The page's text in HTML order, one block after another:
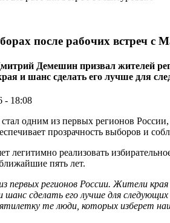
после рабочих встреч с
Демешин призвал жителей
и шанс сделать его лучше для
- 18:08
одним из первых регионов
прозрачность выборов и
легитимно реализовать
пять лет.
первых регионов России. Жители
сделать его лучше для
те люди, которых изберет